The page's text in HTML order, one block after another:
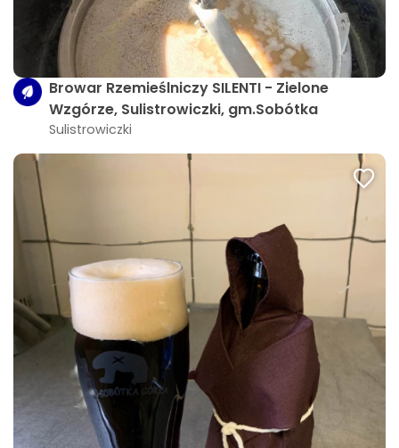
Browar Rzemieślniczy SILENTI - Zielone
Wzgórze, Sulistrowiczki, gm.Sobótka
Sulistrowiczki